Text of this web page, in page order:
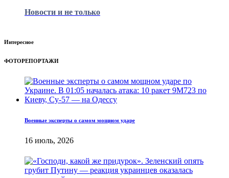
Новости и не только
Интересное
ФОТОРЕПОРТАЖИ
Военные эксперты о самом мощном ударе
16 июль, 2026